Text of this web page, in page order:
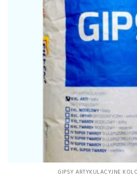
GIPSY ARTYKULACYJNE